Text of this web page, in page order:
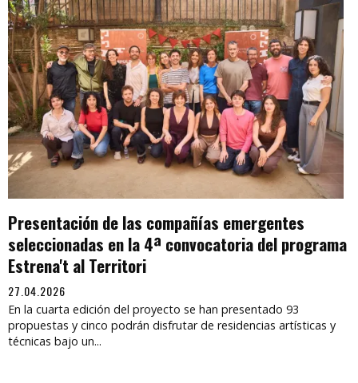
Presentación de las compañías emergentes
seleccionadas en la 4ª convocatoria del programa
Estrena't al Territori
27.04.2026
En la cuarta edición del proyecto se han presentado 93
propuestas y cinco podrán disfrutar de residencias artísticas y
técnicas bajo un...